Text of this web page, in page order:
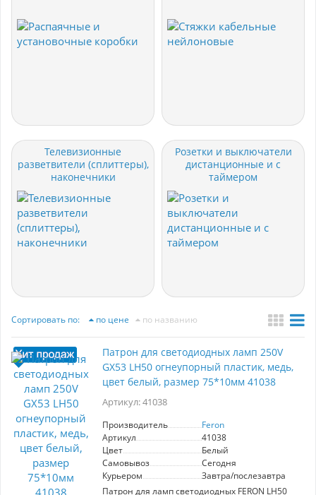
Телевизионные
разветвители (сплиттеры),
наконечники
Розетки и выключатели
дистанционные и с
таймером
Сортировать по: по цене по названию
Патрон для светодиодных ламп 250V
GX53 LH50 огнеупорный пластик, медь,
цвет белый, размер 75*10мм 41038
Артикул: 41038
Производитель
Feron
Артикул
41038
Цвет
Белый
Самовывоз
Сегодня
Курьером
Завтра/послезавтра
Патрон для ламп светодиодных FERON LH50